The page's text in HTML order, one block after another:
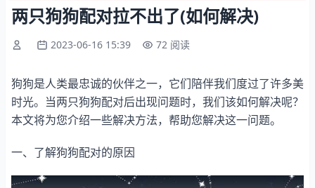
两只狗狗配对拉不出了(如何解决)
2023-06-16 15:39 72 阅读
狗狗是人类最忠诚的伙伴之一，它们陪伴我们度过了许多美
时光。当两只狗狗配对后出现问题时，我们该如何解决呢？
本文将为您介绍一些解决方法，帮助您解决这一问题。
一、了解狗狗配对的原因